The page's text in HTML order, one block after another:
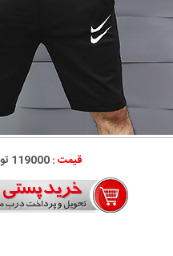
قیمت :119000 تومان